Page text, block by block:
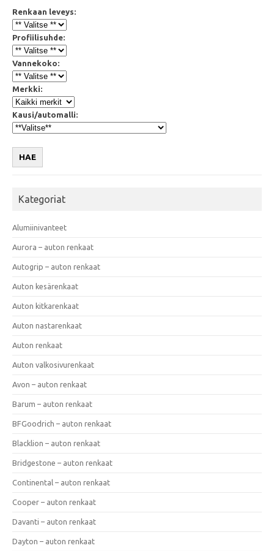
Renkaan leveys:
Profiilisuhde:
Vannekoko:
Merkki:
Kausi/automalli:
HAE
Kategoriat
Alumiinivanteet
Aurora – auton renkaat
Autogrip – auton renkaat
Auton kesärenkaat
Auton kitkarenkaat
Auton nastarenkaat
Auton renkaat
Auton valkosivurenkaat
Avon – auton renkaat
Barum – auton renkaat
BFGoodrich – auton renkaat
Blacklion – auton renkaat
Bridgestone – auton renkaat
Continental – auton renkaat
Cooper – auton renkaat
Davanti – auton renkaat
Dayton – auton renkaat